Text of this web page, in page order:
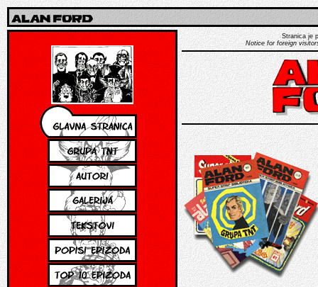
Stranica je
Notice for foreign